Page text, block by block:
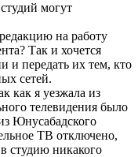
могут
на работу
Так и хочется
и передать их тем, кто
сетей.
как я уезжала из
телевидения было
Юнусабадского
ТВ отключено,
студию никакого